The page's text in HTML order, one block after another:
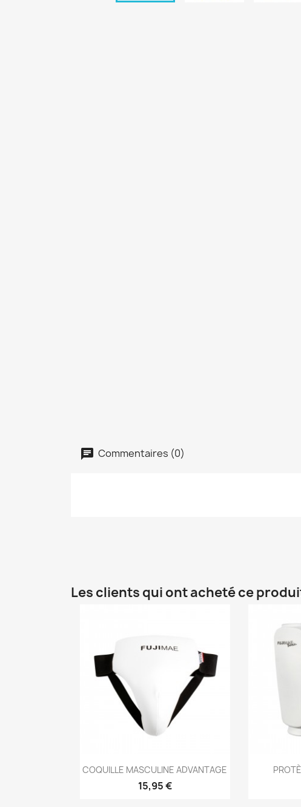
Commentaires (0)
Les clients qui ont acheté ce
Aperçu rapide
COQUILLE MASCULINE ADVANTAGE
15,95 €
